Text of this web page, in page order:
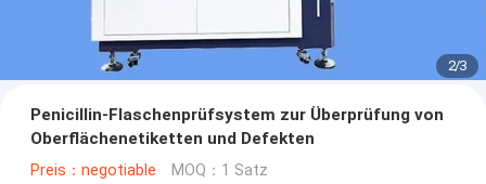
2/3
Penicillin-Flaschenprüfsystem zur Überprüfung von
Oberflächenetiketten und Defekten
Preis：negotiable MOQ：1 Satz